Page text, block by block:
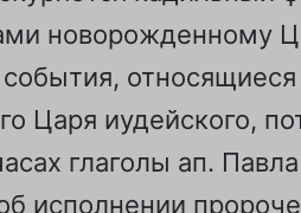
новорожденному
события,
Царя иудейского,
глаголы ап.
исполнении